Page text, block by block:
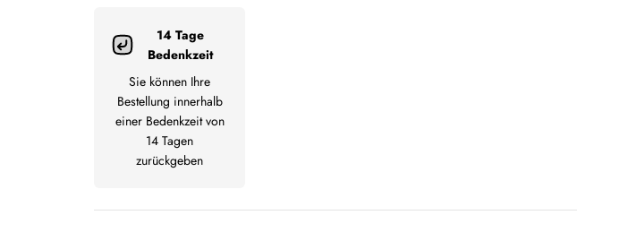
14 Tage
Bedenkzeit
Sie können Ihre
Bestellung innerhalb
einer Bedenkzeit von
14 Tagen
zurückgeben